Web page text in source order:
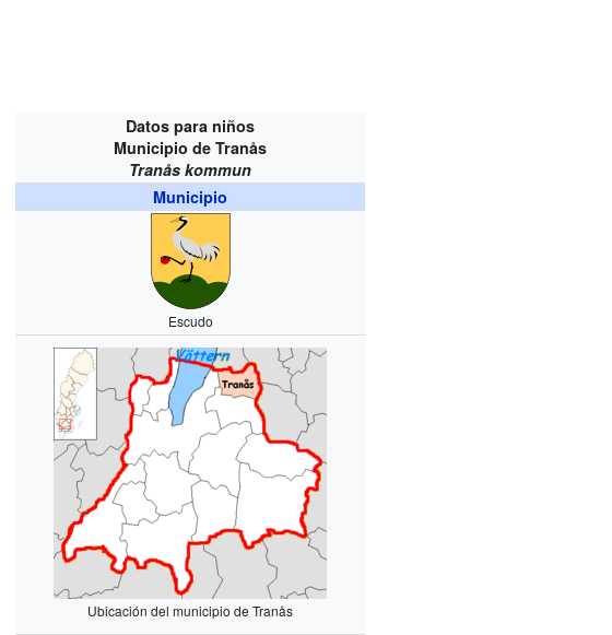
Datos para niños
Municipio de Tranås
Tranås kommun
Municipio
Escudo
Ubicación del municipio de Tranås